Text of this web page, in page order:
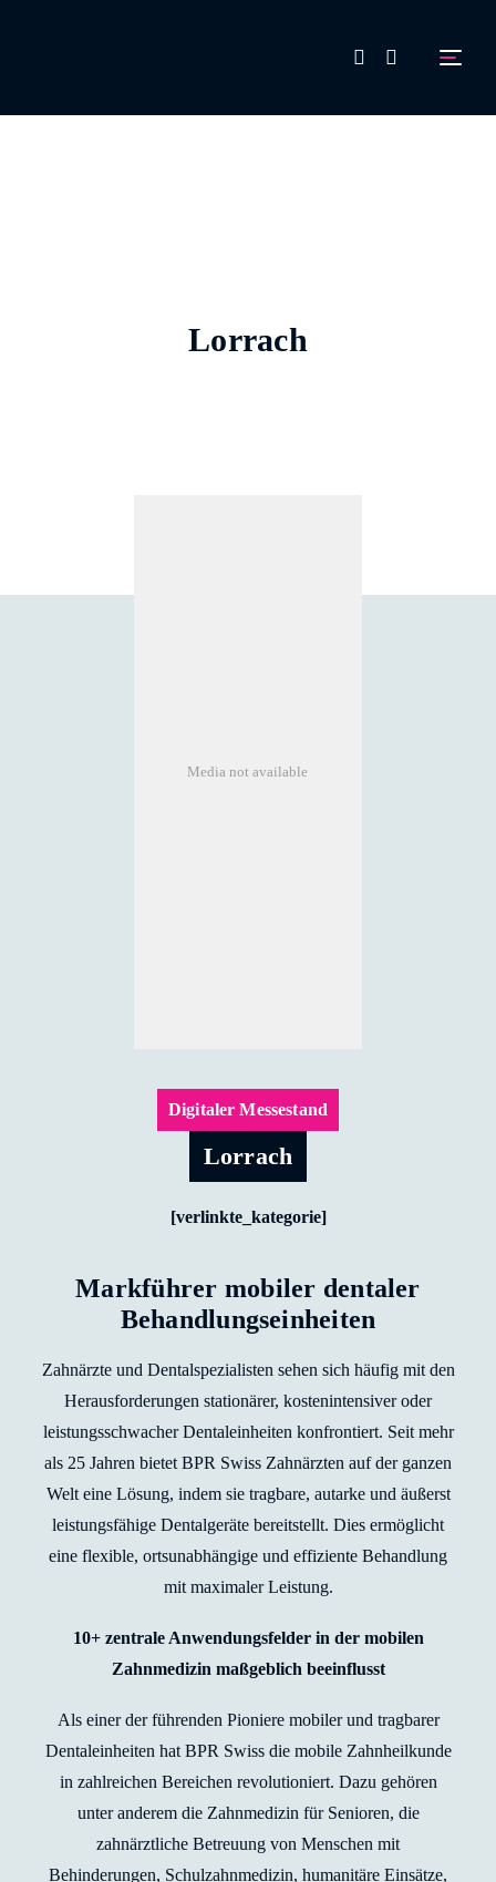
Lorrach
Digitaler Messestand
Lorrach
[verlinkte_kategorie]
Markführer mobiler dentaler
Behandlungseinheiten
Zahnärzte und Dentalspezialisten sehen sich häufig mit den
Herausforderungen stationärer, kostenintensiver oder
leistungsschwacher Dentaleinheiten konfrontiert. Seit mehr
als 25 Jahren bietet BPR Swiss Zahnärzten auf der ganzen
Welt eine Lösung, indem sie tragbare, autarke und äußerst
leistungsfähige Dentalgeräte bereitstellt. Dies ermöglicht
eine flexible, ortsunabhängige und effiziente Behandlung
mit maximaler Leistung.
10+ zentrale Anwendungsfelder in der mobilen
Zahnmedizin maßgeblich beeinflusst
Als einer der führenden Pioniere mobiler und tragbarer
Dentaleinheiten hat BPR Swiss die mobile Zahnheilkunde
in zahlreichen Bereichen revolutioniert. Dazu gehören
unter anderem die Zahnmedizin für Senioren, die
zahnärztliche Betreuung von Menschen mit
Behinderungen, Schulzahnmedizin, humanitäre Einsätze,
Media not available